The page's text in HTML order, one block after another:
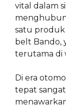
vital dalam
satu produk
belt Bando,
terutama di
Di era
tepat